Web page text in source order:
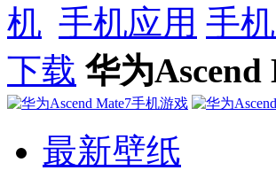
手机应用 手
下载 华为
最新壁纸